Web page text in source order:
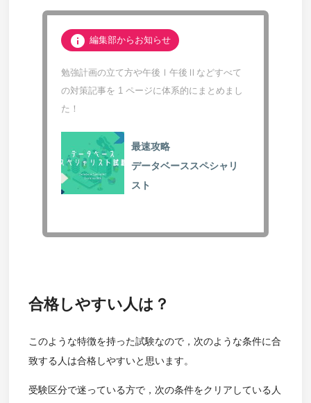
info 編集部からお知らせ
勉強計画の立て方や午後Ⅰ午後Ⅱなどすべて
の対策記事を 1 ページに体系的にまとめまし
た！
最速攻略
データベーススペシャリ
スト
合格しやすい人は？
このような特徴を持った試験なので，次のような条件に合
致する人は合格しやすいと思います。
受験区分で迷っている方で，次の条件をクリアしている人